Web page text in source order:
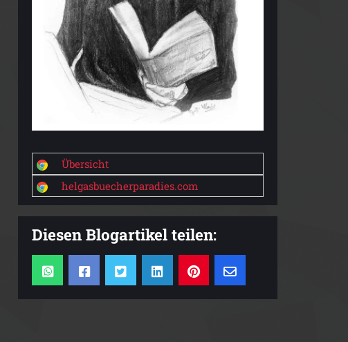
Übersicht
helgasbuecherparadies.com
Diesen Blogartikel teilen: